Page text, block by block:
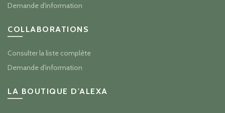
Demande d'information
COLLABORATIONS
Consulter la liste complète
Demande d'information
LA BOUTIQUE D'ALEXA